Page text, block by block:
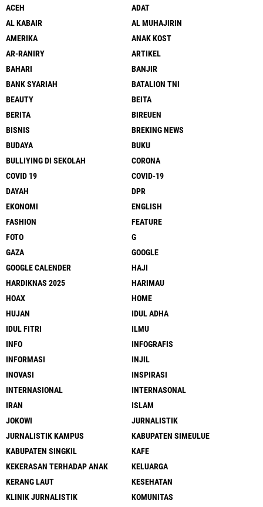
ACEH
ADAT
AL KABAIR
AL MUHAJIRIN
AMERIKA
ANAK KOST
AR-RANIRY
ARTIKEL
BAHARI
BANJIR
BANK SYARIAH
BATALION TNI
BEAUTY
BEITA
BERITA
BIREUEN
BISNIS
BREKING NEWS
BUDAYA
BUKU
BULLIYING DI SEKOLAH
CORONA
COVID 19
COVID-19
DAYAH
DPR
EKONOMI
ENGLISH
FASHION
FEATURE
FOTO
G
GAZA
GOOGLE
GOOGLE CALENDER
HAJI
HARDIKNAS 2025
HARIMAU
HOAX
HOME
HUJAN
IDUL ADHA
IDUL FITRI
ILMU
INFO
INFOGRAFIS
INFORMASI
INJIL
INOVASI
INSPIRASI
INTERNASIONAL
INTERNASONAL
IRAN
ISLAM
JOKOWI
JURNALISTIK
JURNALISTIK KAMPUS
KABUPATEN SIMEULUE
KABUPATEN SINGKIL
KAFE
KEKERASAN TERHADAP ANAK
KELUARGA
KERANG LAUT
KESEHATAN
KLINIK JURNALISTIK
KOMUNITAS